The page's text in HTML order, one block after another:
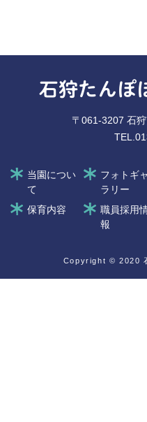
石狩たんぽ
〒061-3207 石
当園につい
て
フォトギャ
ラリー
保育内容
職員採用
報
Copyright © 2020